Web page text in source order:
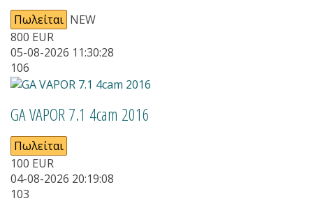
Πωλείται NEW
800 EUR
05-08-2026 11:30:28
106
GA VAPOR 7.1 4cam 2016
Πωλείται
100 EUR
04-08-2026 20:19:08
103